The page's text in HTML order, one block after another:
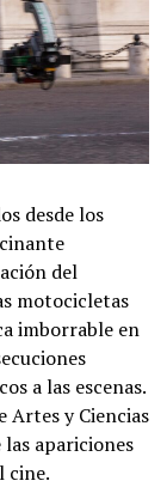
desde los
del
motocicletas
imborrable en
a las escenas.
Artes y Ciencias
apariciones
cine.